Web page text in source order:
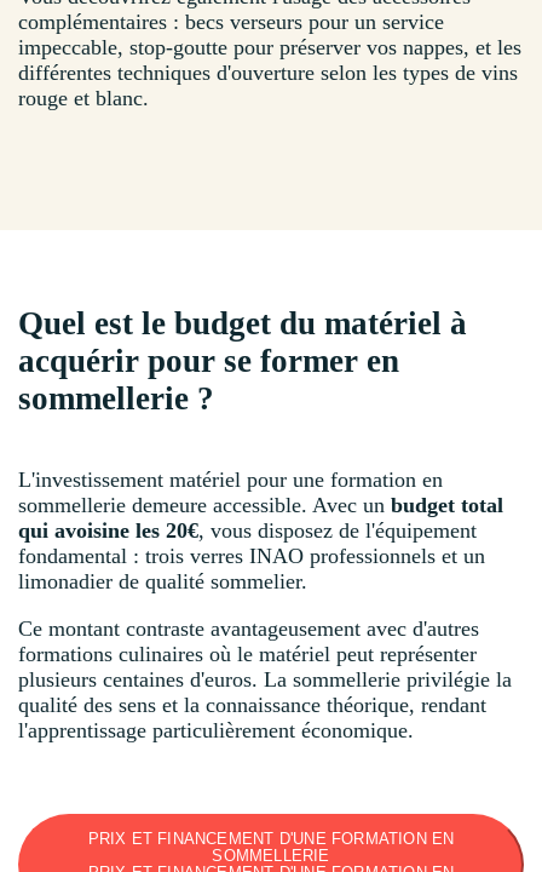
complémentaires : becs verseurs pour un service
impeccable, stop-goutte pour préserver vos nappes, et les
différentes techniques d'ouverture selon les types de vins
rouge et blanc.
Quel est le budget du matériel à
acquérir pour se former en
sommellerie ?
L'investissement matériel pour une formation en
sommellerie demeure accessible. Avec un budget total
qui avoisine les 20€, vous disposez de l'équipement
fondamental : trois verres INAO professionnels et un
limonadier de qualité sommelier.
Ce montant contraste avantageusement avec d'autres
formations culinaires où le matériel peut représenter
plusieurs centaines d'euros. La sommellerie privilégie la
qualité des sens et la connaissance théorique, rendant
l'apprentissage particulièrement économique.
PRIX ET FINANCEMENT D'UNE FORMATION EN
SOMMELLERIE